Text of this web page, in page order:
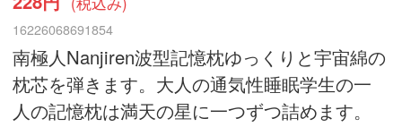
16226068691854
南極人Nanjiren波型記憶枕ゆっくりと宇宙綿の
枕芯を弾きます。大人の通気性睡眠学生の一
人の記憶枕は満天の星に一つずつ詰めます。